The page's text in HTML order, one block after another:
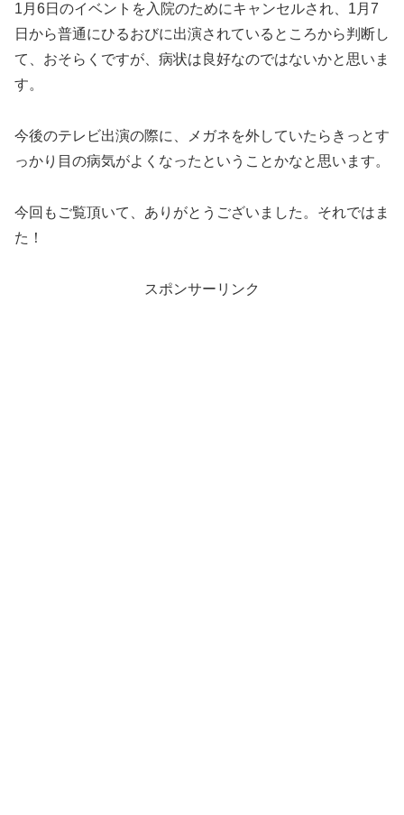
1月6日のイベントを入院のためにキャンセルされ、1月7
日から普通にひるおびに出演されているところから判断し
て、おそらくですが、病状は良好なのではないかと思いま
す。
今後のテレビ出演の際に、メガネを外していたらきっとす
っかり目の病気がよくなったということかなと思います。
今回もご覧頂いて、ありがとうございました。それではま
た！
スポンサーリンク